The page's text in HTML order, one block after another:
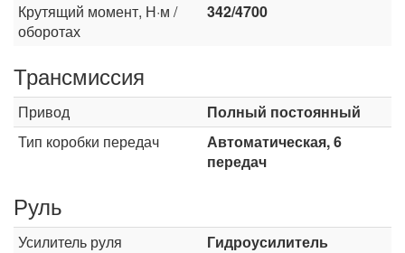
Крутящий момент, Н·м /
оборотах
342/4700
Трансмиссия
Привод
Полный постоянный
Тип коробки передач
Автоматическая, 6
передач
Руль
Усилитель руля Гидроусилитель